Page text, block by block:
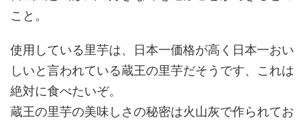
こと。
使用している里芋は、日本一価格が高く日本一おい
しいと言われている蔵王の里芋だそうです、これは
絶対に食べたいぞ。
蔵王の里芋の美味しさの秘密は火山灰で作られてお